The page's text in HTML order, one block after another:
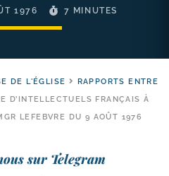
1976 7 MINUTES
DE L'ÉGLISE
RAPPORTS ENTRE
D’INTELLECTUELS FRANÇAIS À
LEFEBVRE DU 9 AOÛT 1976
sur Telegram